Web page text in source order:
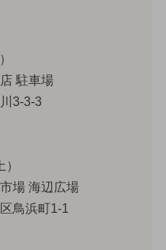
駐車場
3-3-3
場 海辺広場
鳥浜町1-1